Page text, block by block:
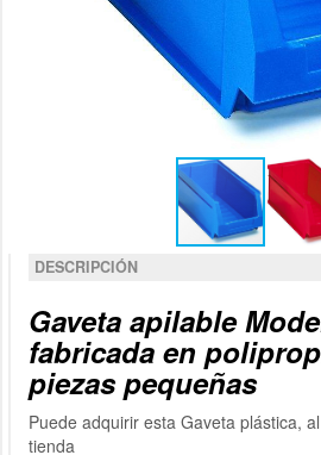
DESCRIPCIÓN
Gaveta apilable
fabricada en
piezas pequeñas
Puede adquirir esta Gaveta plástica,
tienda